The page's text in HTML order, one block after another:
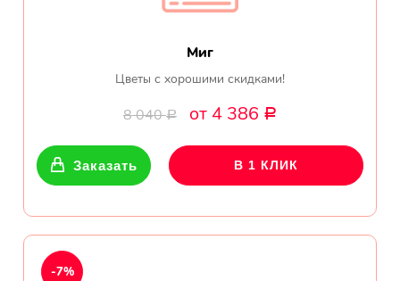
Миг
Цветы с хорошими скидками!
8 040Р от 4 386 Р
Заказать В 1 КЛИК
-7%